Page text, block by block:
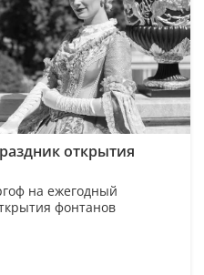
открытия
на ежегодный
фонтанов